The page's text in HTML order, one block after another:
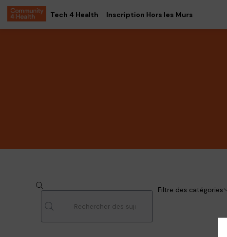
Tech 4 Health Inscription Hors les Murs
Filtre des catégories